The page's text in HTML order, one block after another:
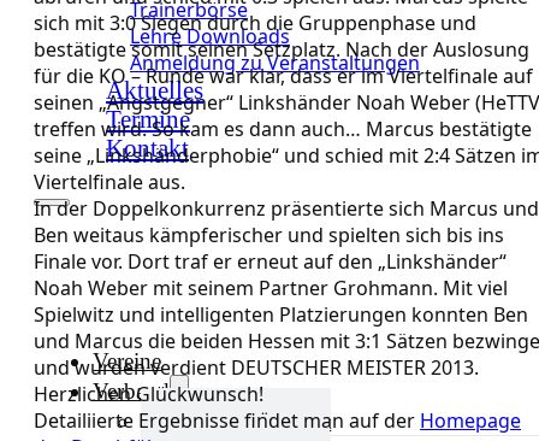
Trainerbörse
Lehre Downloads
Anmeldung zu Veranstaltungen
Aktuelles
Termine
Kontakt
Vereine
Verband
Verband Übersicht
sich mit 3:0 Siegen durch die Gruppenphase und
bestätigte somit seinen Setzplatz. Nach der Auslosung
für die KO – Runde war klar, dass er im Viertelfinale auf
seinen „Angstgegner“ Linkshänder Noah Weber
treffen wird. So kam es dann auch… Marcus bestätigte
seine „Linkshänderphobie“ und schied mit 2:4 Sätzen
Viertelfinale aus.
In der Doppelkonkurrenz präsentierte sich Marcus und
Ben weitaus kämpferischer und spielten sich bis ins
Finale vor. Dort traf er erneut auf den „Linkshänder“
Noah Weber mit seinem Partner Grohmann. Mit viel
Spielwitz und intelligenten Platzierungen konnten Ben
und Marcus die beiden Hessen mit 3:1 Sätzen
und wurden verdient DEUTSCHER MEISTER 2013.
Herzlichen Glückwunsch!
Detailiierte Ergebnisse findet man auf der Homepage